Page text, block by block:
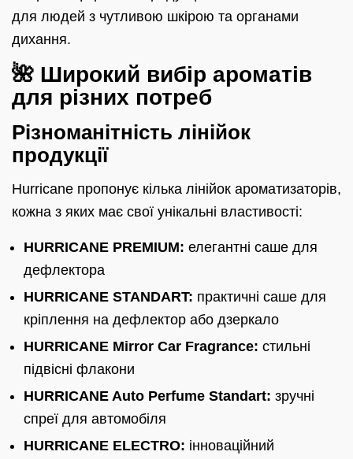
для людей з чутливою шкірою та органами
дихання.
🌺 Широкий вибір ароматів
для різних потреб
Різноманітність лінійок
продукції
Hurricane пропонує кілька лінійок ароматизаторів,
кожна з яких має свої унікальні властивості:
HURRICANE PREMIUM: елегантні саше для
дефлектора
HURRICANE STANDART: практичні саше для
кріплення на дефлектор або дзеркало
HURRICANE Mirror Car Fragrance: стильні
підвісні флакони
HURRICANE Auto Perfume Standart: зручні
спреї для автомобіля
HURRICANE ELECTRO: інноваційний